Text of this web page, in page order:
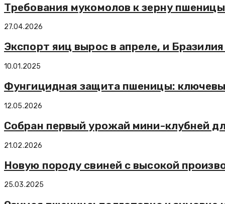
Требования мукомолов к зерну
27.04.2026
Экспорт яиц вырос в апреле, и
10.01.2025
Фунгицидная защита пшеницы:
12.05.2026
Собран первый урожай мини-клубней
21.02.2026
Новую породу свиней с высокой
25.03.2025